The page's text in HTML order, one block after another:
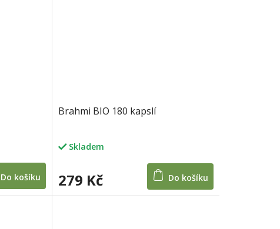
Do košíku
Brahmi BIO 180 kapslí
Skladem
279 Kč Do košíku